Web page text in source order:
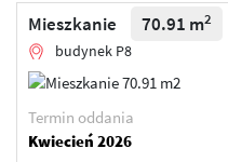
Mieszkanie 70.91 m2
budynek P8
Termin oddania
Kwiecień 2026